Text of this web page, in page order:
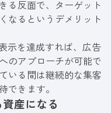
る反面で、ターゲット
なるというデメリット
示を達成すれば、広告
のアプローチが可能で
いる間は継続的な集客
できます。
産になる